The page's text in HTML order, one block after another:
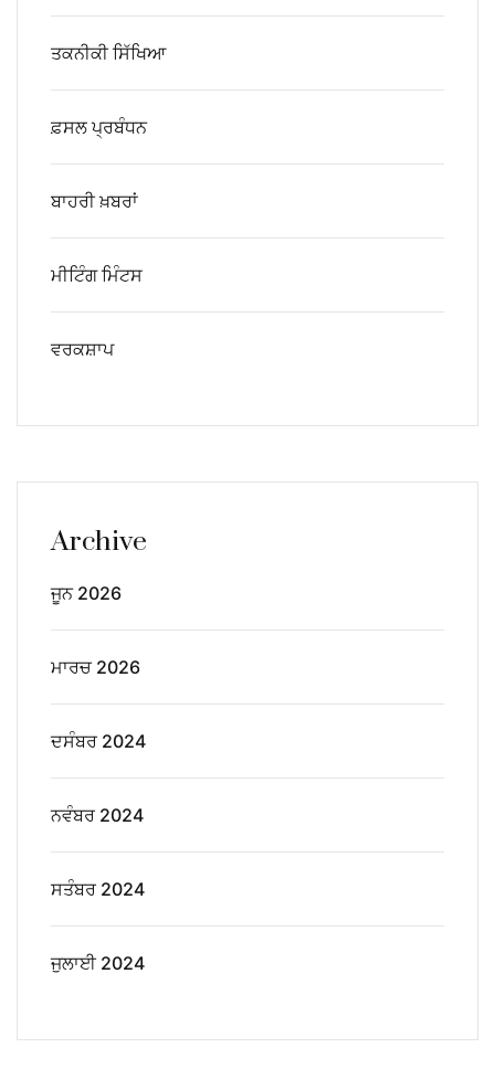
ਤਕਨੀਕੀ ਸਿੱਖਿਆ
ਫ਼ਸਲ ਪ੍ਰਬੰਧਨ
ਬਾਹਰੀ ਖ਼ਬਰਾਂ
ਮੀਟਿੰਗ ਮਿੰਟਸ
ਵਰਕਸ਼ਾਪ
Archive
ਜੂਨ 2026
ਮਾਰਚ 2026
ਦਸੰਬਰ 2024
ਨਵੰਬਰ 2024
ਸਤੰਬਰ 2024
ਜੁਲਾਈ 2024